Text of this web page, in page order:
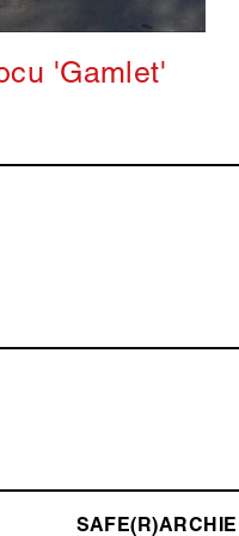
'Gamlet'
SAFE(R)